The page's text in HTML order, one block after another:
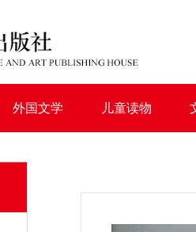
外国文学 儿童读物